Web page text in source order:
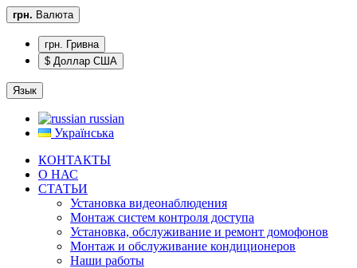
грн. Валюта
грн. Гривна
$ Доллар США
Язык
russian
Українська
КОНТАКТЫ
О НАС
CТАТЬИ
Установка видеонаблюдения
Монтаж систем контроля доступа
Установка, обслуживание и ремонт домофонов
Монтаж и обслуживание кондиционеров
Наши работы